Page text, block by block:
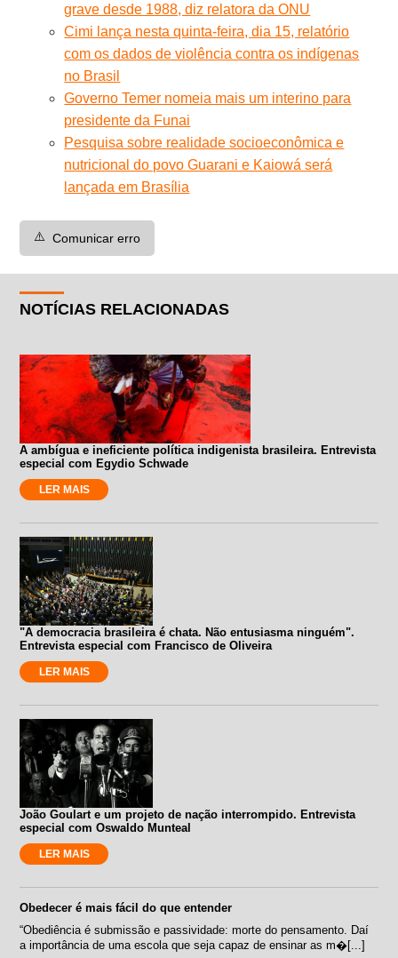
grave desde 1988, diz relatora da ONU
Cimi lança nesta quinta-feira, dia 15, relatório
com os dados de violência contra os indígenas
no Brasil
Governo Temer nomeia mais um interino para
presidente da Funai
Pesquisa sobre realidade socioeconômica e
nutricional do povo Guarani e Kaiowá será
lançada em Brasília
⚠️ Comunicar erro
NOTÍCIAS RELACIONADAS
A ambígua e ineficiente política indigenista brasileira. Entrevista
especial com Egydio Schwade
LER MAIS
"A democracia brasileira é chata. Não entusiasma ninguém".
Entrevista especial com Francisco de Oliveira
LER MAIS
João Goulart e um projeto de nação interrompido. Entrevista
especial com Oswaldo Munteal
LER MAIS
Obedecer é mais fácil do que entender
“Obediência é submissão e passividade: morte do pensamento. Daí
a importância de uma escola que seja capaz de ensinar as m�[...]